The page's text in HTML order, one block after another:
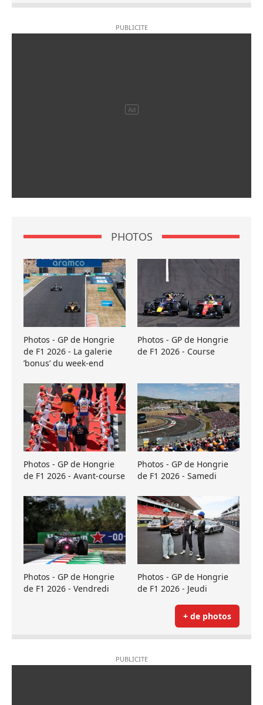
PHOTOS
Photos - GP de Hongrie
de F1 2026 - La galerie
’bonus’ du week-end
Photos - GP de Hongrie
de F1 2026 - Course
Photos - GP de Hongrie
de F1 2026 - Avant-course
Photos - GP de Hongrie
de F1 2026 - Samedi
Photos - GP de Hongrie
de F1 2026 - Vendredi
Photos - GP de Hongrie
de F1 2026 - Jeudi
+ de photos